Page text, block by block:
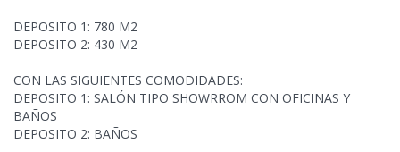
DEPOSITO 1: 780 M2
DEPOSITO 2: 430 M2
CON LAS SIGUIENTES COMODIDADES:
DEPOSITO 1: SALÓN TIPO SHOWRROM CON OFICINAS Y
BAÑOS
DEPOSITO 2: BAÑOS